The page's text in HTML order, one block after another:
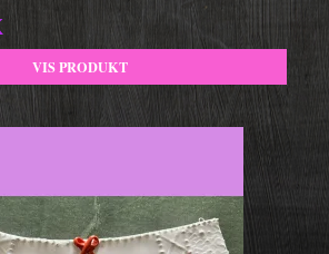
VIS PRODUKT